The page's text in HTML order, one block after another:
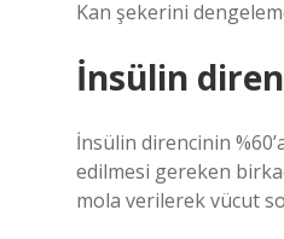
Kan şekerini
İnsülin
İnsülin direncinin
edilmesi gereken
mola verilerek vücut